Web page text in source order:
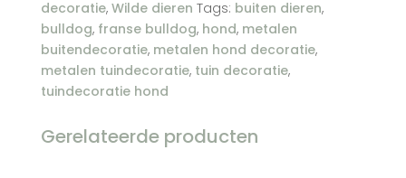
decoratie, Wilde dieren Tags: buiten dieren,
bulldog, franse bulldog, hond, metalen
buitendecoratie, metalen hond decoratie,
metalen tuindecoratie, tuin decoratie,
tuindecoratie hond
Gerelateerde producten